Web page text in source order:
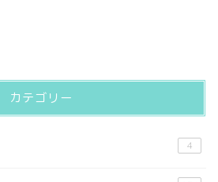
カテゴリー
4